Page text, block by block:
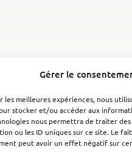
Gérer le
les meilleures expériences, nous
stocker et/ou accéder aux
nous permettra de traiter
ou les ID uniques sur ce site. Le
peut avoir un effet négatif sur